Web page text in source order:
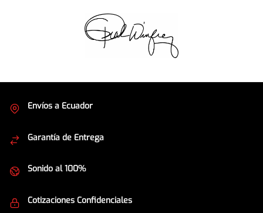
Envíos a Ecuador
Garantía de Entrega
Sonido al 100%
Cotizaciones Confidenciales